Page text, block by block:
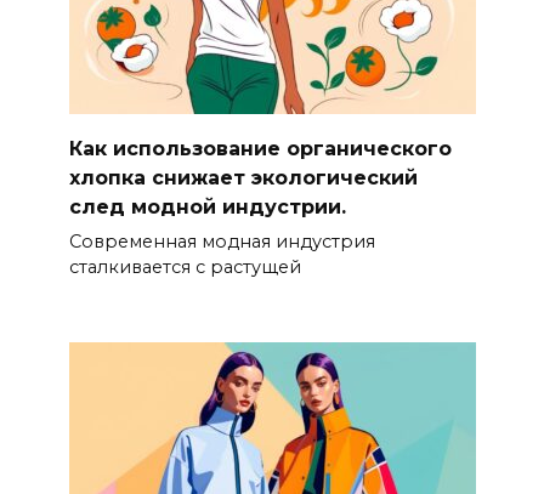
Как использование органического
хлопка снижает экологический
след модной индустрии.
Современная модная индустрия
сталкивается с растущей